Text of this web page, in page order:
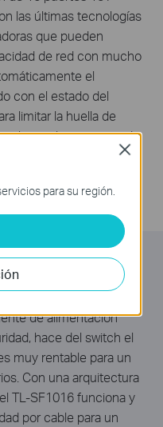
las últimas tecnologías
que pueden
de red con mucho
el
con el estado del
limitar la huella de
con la normativa de
de ciertos materiales
de embalaje
de alimentación
hace del switch el
muy rentable para un
Con una arquitectura
TL-SF1016 funciona y
por cable para un
para su región.
Close